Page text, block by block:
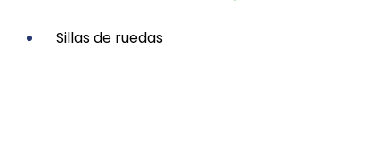
Sillas de ruedas